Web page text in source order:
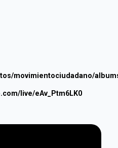
movimientociudadano/
live/eAv_Ptm6LK0